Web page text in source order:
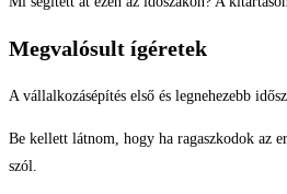
Megvalósult ígéretek
A vállalkozásépítés első és legnehezebb
Be kellett látnom, hogy ha ragaszkodok az
szól.